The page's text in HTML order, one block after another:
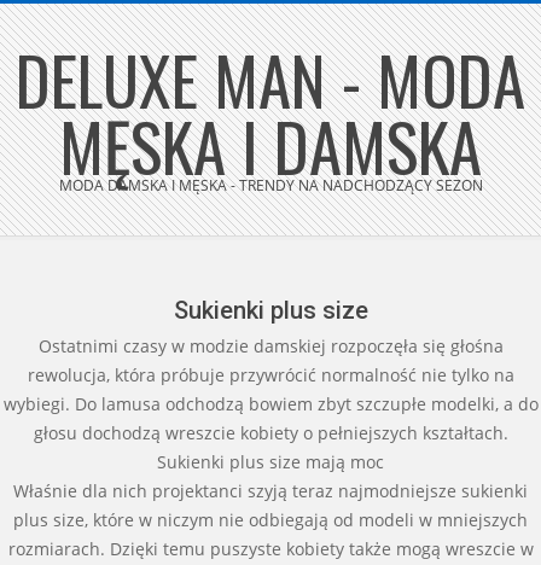
Skip
to
content
DELUXE MAN - MODA
MĘSKA I DAMSKA
MODA DAMSKA I MĘSKA - TRENDY NA NADCHODZĄCY SEZON
Sukienki plus size
Ostatnimi czasy w modzie damskiej rozpoczęła się głośna
rewolucja, która próbuje przywrócić normalność nie tylko na
wybiegi. Do lamusa odchodzą bowiem zbyt szczupłe modelki, a do
głosu dochodzą wreszcie kobiety o pełniejszych kształtach.
Sukienki plus size mają moc
Właśnie dla nich projektanci szyją teraz najmodniejsze sukienki
plus size, które w niczym nie odbiegają od modeli w mniejszych
rozmiarach. Dzięki temu puszyste kobiety także mogą wreszcie w